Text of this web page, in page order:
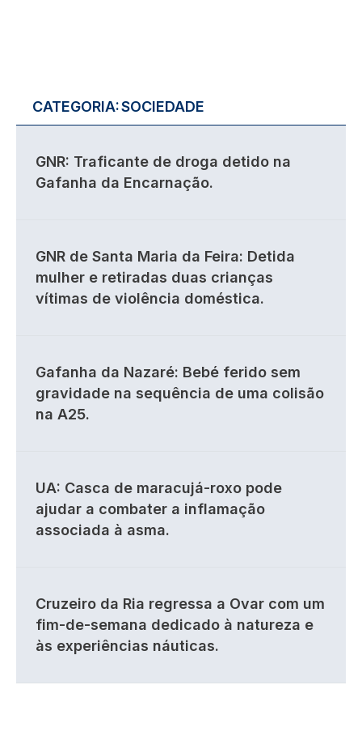
CATEGORIA:SOCIEDADE
GNR: Traficante de droga detido na
Gafanha da Encarnação.
GNR de Santa Maria da Feira: Detida
mulher e retiradas duas crianças
vítimas de violência doméstica.
Gafanha da Nazaré: Bebé ferido sem
gravidade na sequência de uma colisão
na A25.
UA: Casca de maracujá-roxo pode
ajudar a combater a inflamação
associada à asma.
Cruzeiro da Ria regressa a Ovar com um
fim-de-semana dedicado à natureza e
às experiências náuticas.